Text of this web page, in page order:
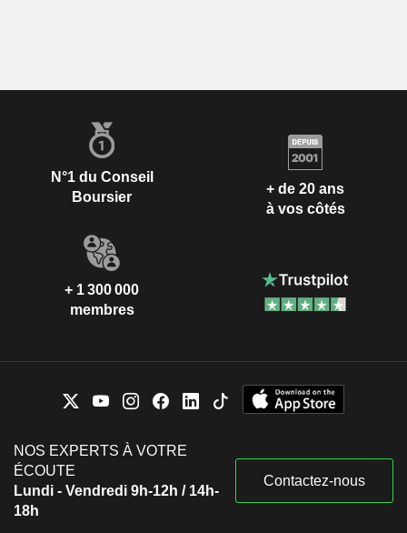
N°1 du Conseil
Boursier
+ de 20 ans
à vos côtés
+ 1 300 000
membres
NOS EXPERTS À VOTRE
ÉCOUTE
Lundi - Vendredi 9h-12h / 14h-
18h
Contactez-nous